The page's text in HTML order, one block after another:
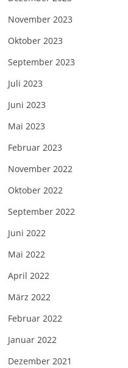
November 2023
Oktober 2023
September 2023
Juli 2023
Juni 2023
Mai 2023
Februar 2023
November 2022
Oktober 2022
September 2022
Juni 2022
Mai 2022
April 2022
März 2022
Februar 2022
Januar 2022
Dezember 2021